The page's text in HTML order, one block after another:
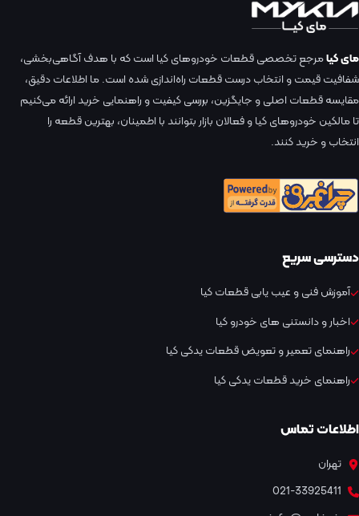
مای کیامرجع تخصصی قطعات خودروهای کیا است که با هدف آگاهی‌بخشی،
شفافیت قیمت و انتخاب درست قطعات راه‌اندازی شده است. ما اطلاعات دقیق،
مقایسه قطعات اصلی و جایگزین، بررسی کیفیت و راهنمایی خرید ارائه می‌کنیم
تا مالکین خودروهای کیا و فعالان بازار بتوانند با اطمینان، بهترین قطعه را
انتخاب و خرید کنند.
دسترسی سریع
آموزش فنی و عیب یابی قطعات کیا
اخبار و دانستنی های خودرو کیا
راهنمای تعمیر و تعویض قطعات یدکی کیا
راهنمای خرید قطعات یدکی کیا
اطلاعات تماس
تهران
021-33925411